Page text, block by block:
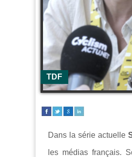
TDF
Dans la série actuelle
les médias français.